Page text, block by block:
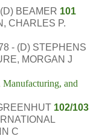
BEAMER 101
CHARLES P.
- (D) STEPHENS
MORGAN J
and
102/103
C